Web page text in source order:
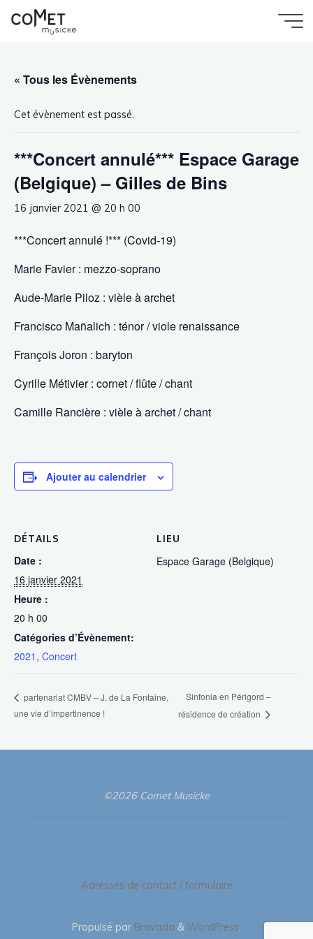
***Concert annulé*** Espace Garage (Belgique) –
« Tous les Évènements
Cet évènement est passé.
***Concert annulé*** Espace Garage
(Belgique) – Gilles de Bins
16 janvier 2021 @ 20 h 00
***Concert annulé !*** (Covid-19)
Marie Favier : mezzo-soprano
Aude-Marie Piloz : vièle à archet
Francisco Mañalich : ténor / viole renaissance
François Joron : baryton
Cyrille Métivier : cornet / flûte / chant
Camille Rancière : vièle à archet / chant
Ajouter au calendrier
DÉTAILS
Date :
16 janvier 2021
Heure :
20 h 00
Catégories d’Évènement:
2021 , Concert
LIEU
Espace Garage (Belgique)
partenariat CMBV – J. de La Fontaine,
une vie d’impertinence !
Sinfonia en Périgord –
résidence de création
©2026 Comet Musicke
Adresses de contact / formulaire
Propulsé par Bravada & WordPress.